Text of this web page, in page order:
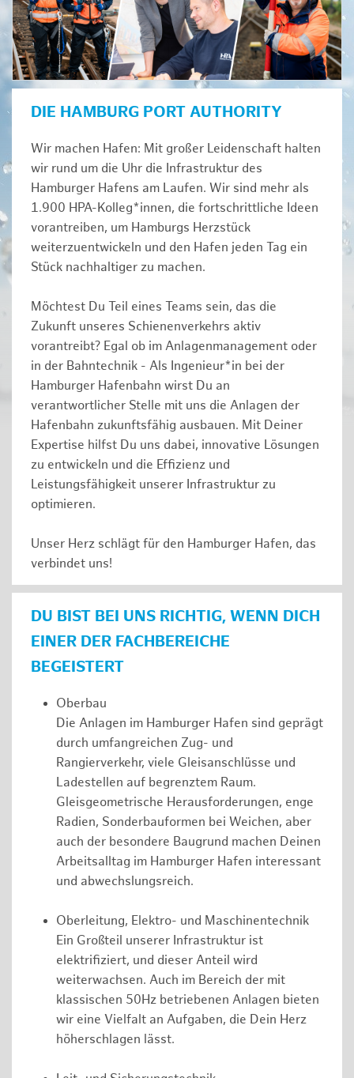
DIE HAMBURG PORT AUTHORITY
Wir machen Hafen: Mit großer Leidenschaft halten
wir rund um die Uhr die Infrastruktur des
Hamburger Hafens am Laufen. Wir sind mehr als
1.900 HPA-Kolleg*innen, die fortschrittliche Ideen
vorantreiben, um Hamburgs Herzstück
weiterzuentwickeln und den Hafen jeden Tag ein
Stück nachhaltiger zu machen.
Möchtest Du Teil eines Teams sein, das die
Zukunft unseres Schienenverkehrs aktiv
vorantreibt? Egal ob im Anlagenmanagement oder
in der Bahntechnik - Als Ingenieur*in bei der
Hamburger Hafenbahn wirst Du an
verantwortlicher Stelle mit uns die Anlagen der
Hafenbahn zukunftsfähig ausbauen. Mit Deiner
Expertise hilfst Du uns dabei, innovative Lösungen
zu entwickeln und die Effizienz und
Leistungsfähigkeit unserer Infrastruktur zu
optimieren.
Unser Herz schlägt für den Hamburger Hafen, das
verbindet uns!
DU BIST BEI UNS RICHTIG, WENN DICH
EINER DER FACHBEREICHE
BEGEISTERT
Oberbau
Die Anlagen im Hamburger Hafen sind geprägt
durch umfangreichen Zug- und
Rangierverkehr, viele Gleisanschlüsse und
Ladestellen auf begrenztem Raum.
Gleisgeometrische Herausforderungen, enge
Radien, Sonderbauformen bei Weichen, aber
auch der besondere Baugrund machen Deinen
Arbeitsalltag im Hamburger Hafen interessant
und abwechslungsreich.
Oberleitung, Elektro- und Maschinentechnik
Ein Großteil unserer Infrastruktur ist
elektrifiziert, und dieser Anteil wird
weiterwachsen. Auch im Bereich der mit
klassischen 50Hz betriebenen Anlagen bieten
wir eine Vielfalt an Aufgaben, die Dein Herz
höherschlagen lässt.